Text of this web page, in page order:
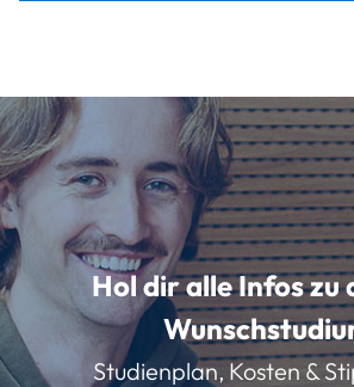
Hol dir alle Infos zu
Studienplan, Kosten &